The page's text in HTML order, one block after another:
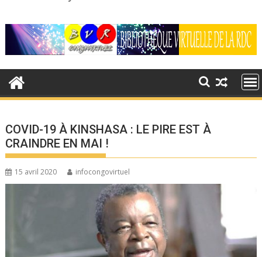
COVID-19 À KINSHASA : LE PIRE EST À
CRAINDRE EN MAI !
15 avril 2020 infocongovirtuel